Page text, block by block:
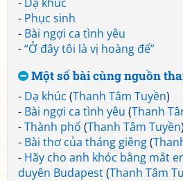
- Phục sinh
- Bài ngợi ca tình yêu
-“Ở đây tôi là vị hoàng đế”
Một số bài cùng nguồn
- Dạ khúc (Thanh Tâm Tuyền)
- Bài ngợi ca tình yêu (Thanh
-Thành phố (Thanh Tâm Tuyền)
- Bài thơ của tháng giêng(
- Hãy cho anh khóc bằng mắt
duyên Budapest(Thanh Tâm